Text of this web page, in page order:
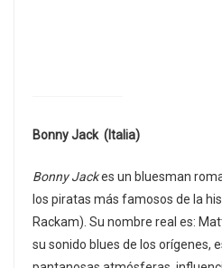
Bonny Jack (Italia)
Bonny Jackes un bluesman
los piratas más famosos de la
Rackam). Su nombre real es:
su sonido blues de los orígenes,